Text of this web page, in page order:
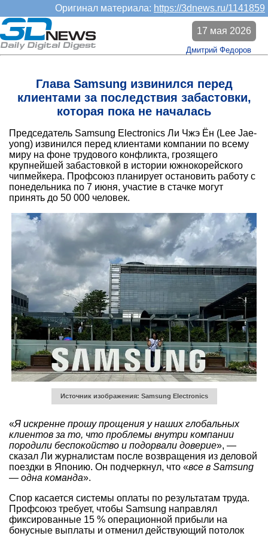
Оригинал материала: https://3dnews.ru/1141859
Глава Samsung извинился перед
клиентами за последствия забастовки,
которая пока не началась
17 мая 2026
Дмитрий Федоров
Председатель Samsung Electronics Ли Чжэ Ён (Lee Jae-
yong) извинился перед клиентами компании по всему
миру на фоне трудового конфликта, грозящего
крупнейшей забастовкой в истории южнокорейского
чипмейкера. Профсоюз планирует остановить работу с
понедельника по 7 июня, участие в стачке могут
принять до 50 000 человек.
Источник изображения: Samsung Electronics
«Я искренне прошу прощения у наших глобальных
клиентов за то, что проблемы внутри компании
породили беспокойство и подорвали доверие», —
сказал Ли журналистам после возвращения из деловой
поездки в Японию. Он подчеркнул, что «все в Samsung
— одна команда».
Спор касается системы оплаты по результатам труда.
Профсоюз требует, чтобы Samsung направлял
фиксированные 15 % операционной прибыли на
бонусные выплаты и отменил действующий потолок